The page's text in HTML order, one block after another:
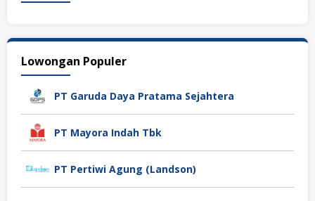
Lowongan Populer
PT Garuda Daya Pratama Sejahtera
PT Mayora Indah Tbk
PT Pertiwi Agung (Landson)